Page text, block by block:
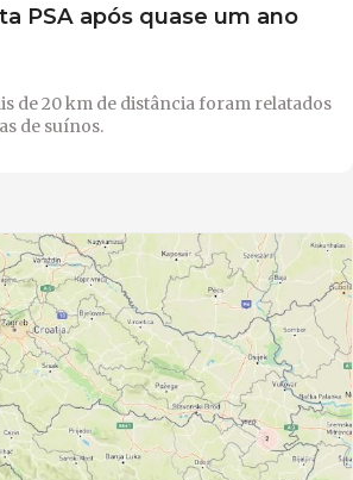
PSA após quase um ano
de 20 km de distância foram relatados
de suínos.